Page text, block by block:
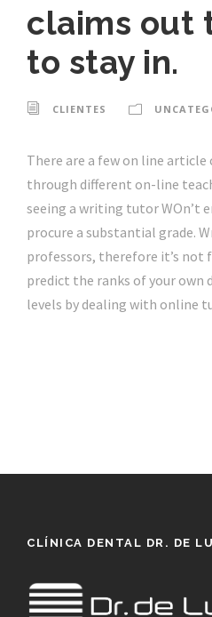
claims out
to stay in.
CLIENTES
There are a few on line article
through different on-line
seeing a writing tutor WOn’t
procure a substantial grade.
professors, therefore it’s not
predict the ranks of your own
levels by dealing with online
CLÍNICA DENTAL DR. DE